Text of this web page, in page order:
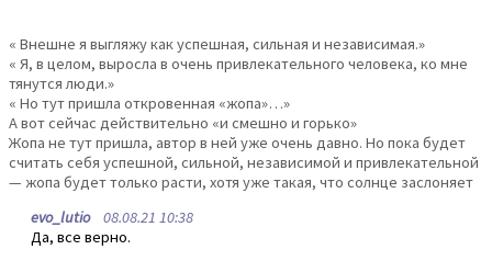
« Внешне я выгляжу как успешная, сильная и независимая.»
« Я, в целом, выросла в очень привлекательного человека, ко мне
тянутся люди.»
« Но тут пришла откровенная «жопа»…»
А вот сейчас действительно «и смешно и горько»
Жопа не тут пришла, автор в ней уже очень давно. Но пока будет
считать себя успешной, сильной, независимой и привлекательной
— жопа будет только расти, хотя уже такая, что солнце заслоняет
evo_lutio08.08.21 10:38
Да, все верно.